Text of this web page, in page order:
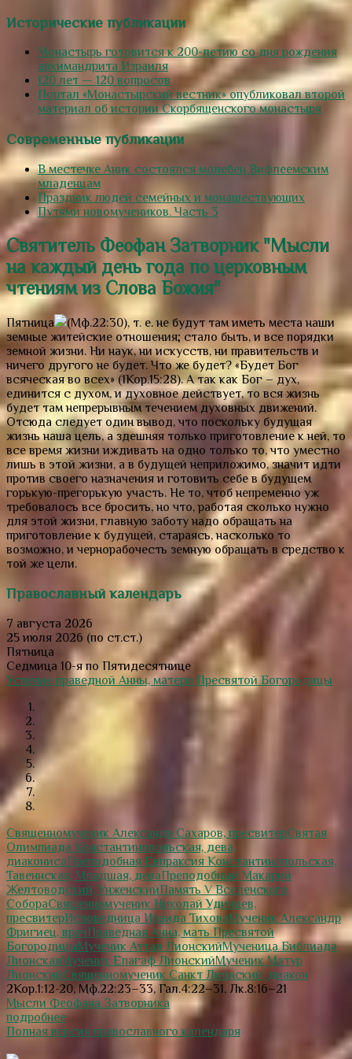
Исторические публикации
Монастырь готовится к 200-летию со дня рождения
архимандрита Израиля
120 лет — 120 вопросов
Портал «Монастырский вестник» опубликовал второй
материал об истории Скорбященского монастыря
Современные публикации
В местечке Аник состоялся молебен Вифлеемским
младенцам
Праздник людей семейных и монашествующих
Путями новомучеников. Часть 3
Святитель Феофан Затворник "Мысли
на каждый день года по церковным
чтениям из Слова Божия"
Пятница
(Мф.22:30), т. е. не будут там иметь места наши
земные житейские отношения; стало быть, и все порядки
земной жизни. Ни наук, ни искусств, ни правительств и
ничего другого не будет. Что же будет?«Будет Бог
всяческая во всех» (1Кор.15:28). А так как Бог – дух,
единится с духом, и духовное действует, то вся жизнь
будет там непрерывным течением духовных движений.
Отсюда следует один вывод, что поскольку будущая
жизнь наша цель, а здешняя только приготовление к ней, то
все время жизни иждивать на одно только то, что уместно
лишь в этой жизни, а в будущей неприложимо, значит идти
против своего назначения и готовить себе в будущем
горькую-прегорькую участь. Не то, чтоб непременно уж
требовалось все бросить, но что, работая сколько нужно
для этой жизни, главную заботу надо обращать на
приготовление к будущей, стараясь, насколько то
возможно, и чернорабочесть земную обращать в средство к
той же цели.
Православный календарь
7 августа 2026
25 июля 2026 (по ст.ст.)
Пятница
Седмица 10-я по Пятидесятнице
Успение праведной Анны, матери Пресвятой Богородицы
Священномученик Александр Сахаров, пресвитерСвятая
Олимпиада Константинопольская, дева,
диаконисаПреподобная Евпраксия Константинопольская,
Тавеннская, Младшая, деваПреподобный Макарий
Желтоводский, УнженскийПамять V Вселенского
СобораСвященномученик Николай Удинцев,
пресвитерИсповедница Ираида ТиховаМученик Александр
Фригиец, врачПраведная Анна, мать Пресвятой
БогородицыМученик Аттал ЛионскийМученица Библиада
ЛионскаяМученик Епагаф ЛионскийМученик Матур
ЛионскийСвященномученик Санкт Лионский, диакон
2Кор.1:12-20, Мф.22:23–33, Гал.4:22–31, Лк.8:16–21
Мысли Феофана Затворника
подробнее
Полная версия православного календаря